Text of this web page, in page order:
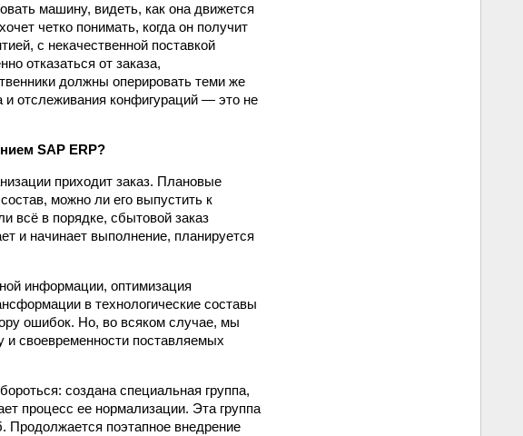
машину, видеть, как она движется
четко понимать, когда он получит
с некачественной поставкой
отказаться от заказа,
должны оперировать теми же
и отслеживания конфигураций — это не
SAP ERP?
приходит заказ. Плановые
можно ли его выпустить к
всё в порядке, сбытовой заказ
и начинает выполнение, планируется
информации, оптимизация
в технологические составы
ошибок. Но, во всяком случае, мы
и свое­временности поставляемых
создана специальная группа,
процесс ее нормализации. Эта группа
Продолжается поэтапное внедрение